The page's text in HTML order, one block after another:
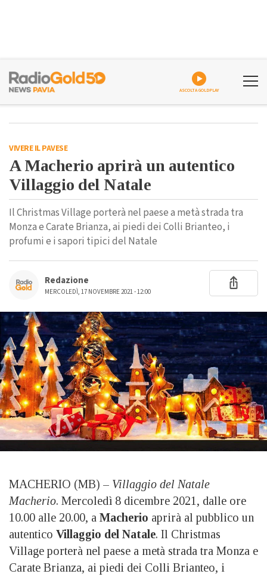
ASCOLTA GOLDPLAY
VIVERE IL PAVESE
A Macherio aprirà un autentico
Villaggio del Natale
Il Christmas Village porterà nel paese a metà strada tra
Monza e Carate Brianza, ai piedi dei Colli Brianteo, i
profumi e i sapori tipici del Natale
Redazione
MERCOLEDÌ, 17 NOVEMBRE 2021 - 12:00
MACHERIO (MB) – Villaggio del Natale
Macherio. Mercoledì 8 dicembre 2021, dalle ore
10.00 alle 20.00, a Macherio aprirà al pubblico un
autentico Villaggio del Natale. Il Christmas
Village porterà nel paese a metà strada tra Monza e
Carate Brianza, ai piedi dei Colli Brianteo, i